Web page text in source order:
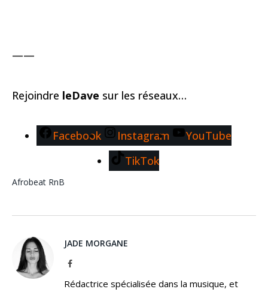
——
Rejoindre leDave sur les réseaux…
Facebook Instagram
YouTube
TikTok
Afrobeat RnB
JADE MORGANE
Facebook
Rédactrice spécialisée dans la musique, et